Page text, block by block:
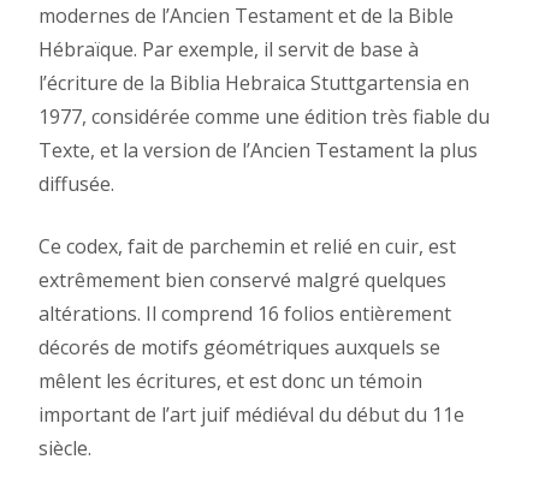
modernes de l’Ancien Testament et de la Bible
Hébraïque. Par exemple, il servit de base à
l’écriture de la Biblia Hebraica Stuttgartensia en
1977, considérée comme une édition très fiable du
Texte, et la version de l’Ancien Testament la plus
diffusée.
Ce codex, fait de parchemin et relié en cuir, est
extrêmement bien conservé malgré quelques
altérations. Il comprend 16 folios entièrement
décorés de motifs géométriques auxquels se
mêlent les écritures, et est donc un témoin
important de l’art juif médiéval du début du 11e
siècle.